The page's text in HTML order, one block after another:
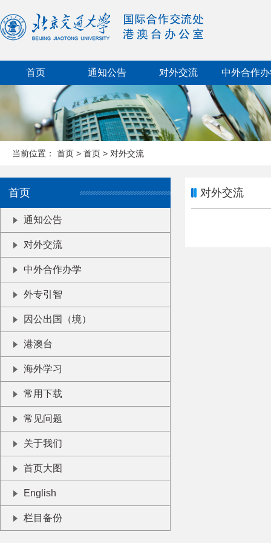
首页 通知公告 对外交流 中外合作
当前位置： 首页 > 首页 > 对外交流
首页
通知公告
对外交流
中外合作办学
外专引智
因公出国（境）
港澳台
海外学习
常用下载
常见问题
关于我们
首页大图
English
栏目备份
对外交流